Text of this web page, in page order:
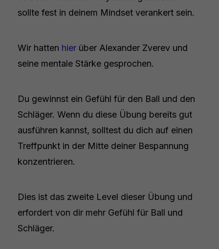
sollte fest in deinem Mindset verankert sein.
Wir hatten hierüber Alexander Zverev und
seine mentale Stärke gesprochen.
Du gewinnst ein Gefühl für den Ball und den
Schläger. Wenn du diese Übung bereits gut
ausführen kannst, solltest du dich auf einen
Treffpunkt in der Mitte deiner Bespannung
konzentrieren.
Dies ist das zweite Level dieser Übung und
erfordert von dir mehr Gefühl für Ball und
Schläger.